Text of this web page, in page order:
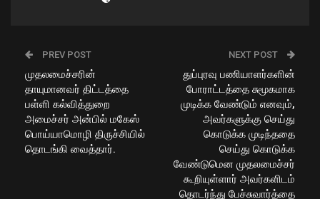
PREV POST
முதலமைச்சரின்
தாயுமானவர் திட்டத்தை
பள்ளி கல்வித்துறை
அமைச்சர் அன்பில் மகேஸ்
பொய்யாமொழி திருச்சியில்
தொடங்கி வைத்தார்.
NEXT POST
துப்புரவு பணியாளர்களின்
போராட்டத்தை சுமூகமாக
முடிக்க வேண்டும் எனவும்,
அவர்களுக்கு செய்து
கொடுக்க முடிந்ததை
செய்து கொடுக்க
வேண்டுமென முதலமைச்சர்
கூறியுள்ளார் அவர்களிடம்
தொடர்ந்து பேச்சுவார்த்தை